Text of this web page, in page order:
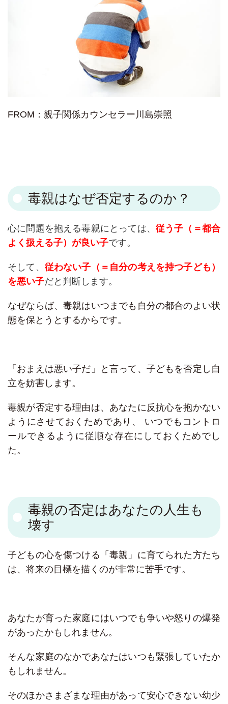
FROM：親子関係カウンセラー川島崇照
毒親はなぜ否定するのか？
心に問題を抱える毒親にとっては、 従う子（＝都合
よく扱える子）が良い子です。
そして、 従わない子（＝自分の考えを持つ子ども）
を悪い子だと判断します。
なぜならば、毒親はいつまでも自分の都合のよい状
態を保とうとするからです。
「おまえは悪い子だ」と言って、子どもを否定し自
立を妨害します。
毒親が否定する理由は、あなたに反抗心を抱かない
ようにさせておくためであり、 いつでもコントロ
ールできるように従順な存在にしておくためでし
た。
毒親の否定はあなたの人生も
壊す
子どもの心を傷つける「毒親」に育てられた方たち
は、将来の目標を描くのが非常に苦手です。
あなたが育った家庭にはいつでも争いや怒りの爆発
があったかもしれません。
そんな家庭のなかであなたはいつも緊張していたか
もしれません。
そのほかさまざまな理由があって安心できない幼少